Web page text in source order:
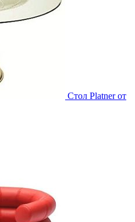
Стол Platner от